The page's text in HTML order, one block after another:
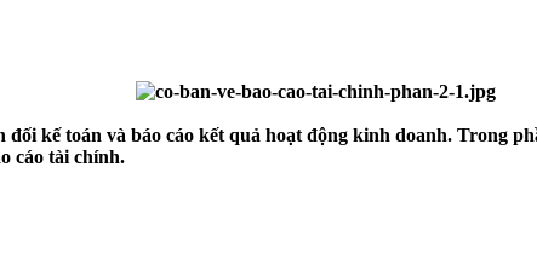
đối kế toán và báo cáo kết quả hoạt động kinh doanh. Trong
cáo tài chính.